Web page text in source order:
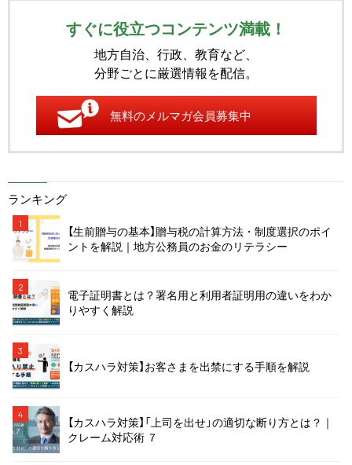
すぐに役立つコンテンツ満載！
地方自治、行政、教育など、
分野ごとに厳選情報を配信。
無料のメルマガ会員募集中
ランキング
1
【生前贈与の基本】贈与税の計算方法・制度選択のポイ
ントを解説｜地方公務員のお金のリテラシー
2
電子証明書とは？署名用と利用者証明用の違いをわか
りやすく解説
3
【カスハラ対策】お客さまを出禁にする手順を解説
4
【カスハラ対策】「上司を出せ」の適切な断り方とは？｜
クレーム対応術 ７